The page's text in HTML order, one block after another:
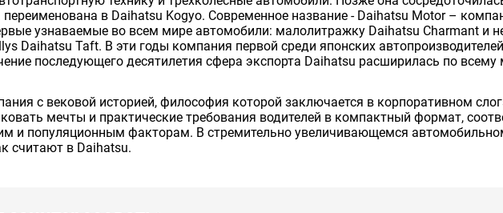
в Daihatsu Kogyo. Современное название - Daihatsu Motor –
узнаваемые во всем мире автомобили: малолитражку Daihatsu Charmant и
Daihatsu Taft. В эти годы компания первой среди японских
последующего десятилетия сфера экспорта Daihatsu расширилась по всему
с вековой историей, философия которой заключается в корпоративном
мечты и практические требования водителей в компактный формат,
и популяционным факторам. В стремительно увеличивающемся
считают в Daihatsu.